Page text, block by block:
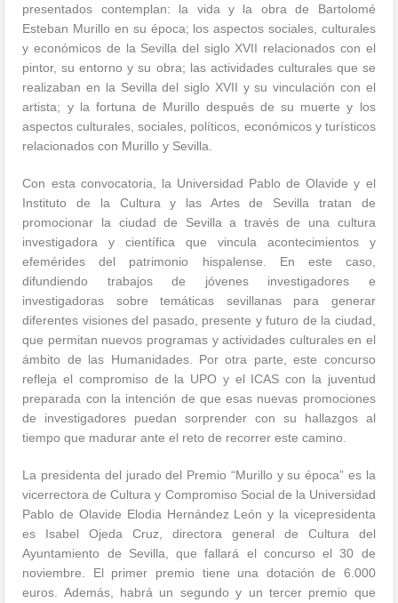
presentados contemplan: la vida y la obra de Bartolomé
Esteban Murillo en su época; los aspectos sociales, culturales
y económicos de la Sevilla del siglo XVII relacionados con el
pintor, su entorno y su obra; las actividades culturales que se
realizaban en la Sevilla del siglo XVII y su vinculación con el
artista; y la fortuna de Murillo después de su muerte y los
aspectos culturales, sociales, políticos, económicos y turísticos
relacionados con Murillo y Sevilla.
Con esta convocatoria, la Universidad Pablo de Olavide y el
Instituto de la Cultura y las Artes de Sevilla tratan de
promocionar la ciudad de Sevilla a través de una cultura
investigadora y científica que vincula acontecimientos y
efemérides del patrimonio hispalense. En este caso,
difundiendo trabajos de jóvenes investigadores e
investigadoras sobre temáticas sevillanas para generar
diferentes visiones del pasado, presente y futuro de la ciudad,
que permitan nuevos programas y actividades culturales en el
ámbito de las Humanidades. Por otra parte, este concurso
refleja el compromiso de la UPO y el ICAS con la juventud
preparada con la intención de que esas nuevas promociones
de investigadores puedan sorprender con su hallazgos al
tiempo que madurar ante el reto de recorrer este camino.
La presidenta del jurado del Premio “Murillo y su época” es la
vicerrectora de Cultura y Compromiso Social de la Universidad
Pablo de Olavide Elodia Hernández León y la vicepresidenta
es Isabel Ojeda Cruz, directora general de Cultura del
Ayuntamiento de Sevilla, que fallará el concurso el 30 de
noviembre. El primer premio tiene una dotación de 6.000
euros. Además, habrá un segundo y un tercer premio que